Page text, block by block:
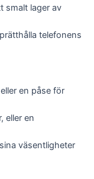
smalt lager av
telefonens
en påse för
eller en
väsentligheter